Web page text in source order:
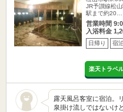
JR予讃線松
駅まで約20…
営業時間
入浴料金
日帰り 宿
楽天トラベ
露天風呂客室に宿泊。
泉掛け流しではないけ